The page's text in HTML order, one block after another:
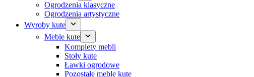
Ogrodzenia klasyczne
Ogrodzenia artystyczne
Wyroby kute
Meble kute
Komplety mebli
Stoły kute
Ławki ogrodowe
Pozostałe meble kute